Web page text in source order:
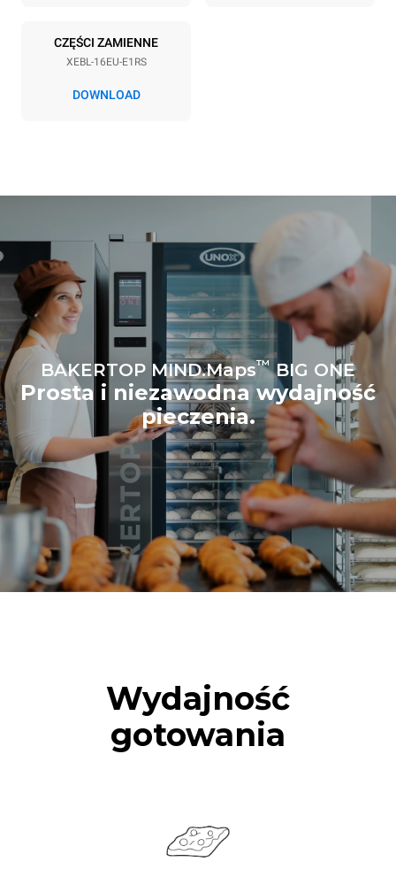
30,1 kWh/d
odnawialnych.Greenhouse
CZĘŚCI ZAMIENNE
XEBL-16EU-E1RS
DOWNLOAD
BAKERTOP MIND.Maps™BIG ONE
Prosta i niezawodna wydajność
pieczenia.
Wydajność
gotowania